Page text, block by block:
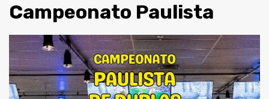
Campeonato Paulista